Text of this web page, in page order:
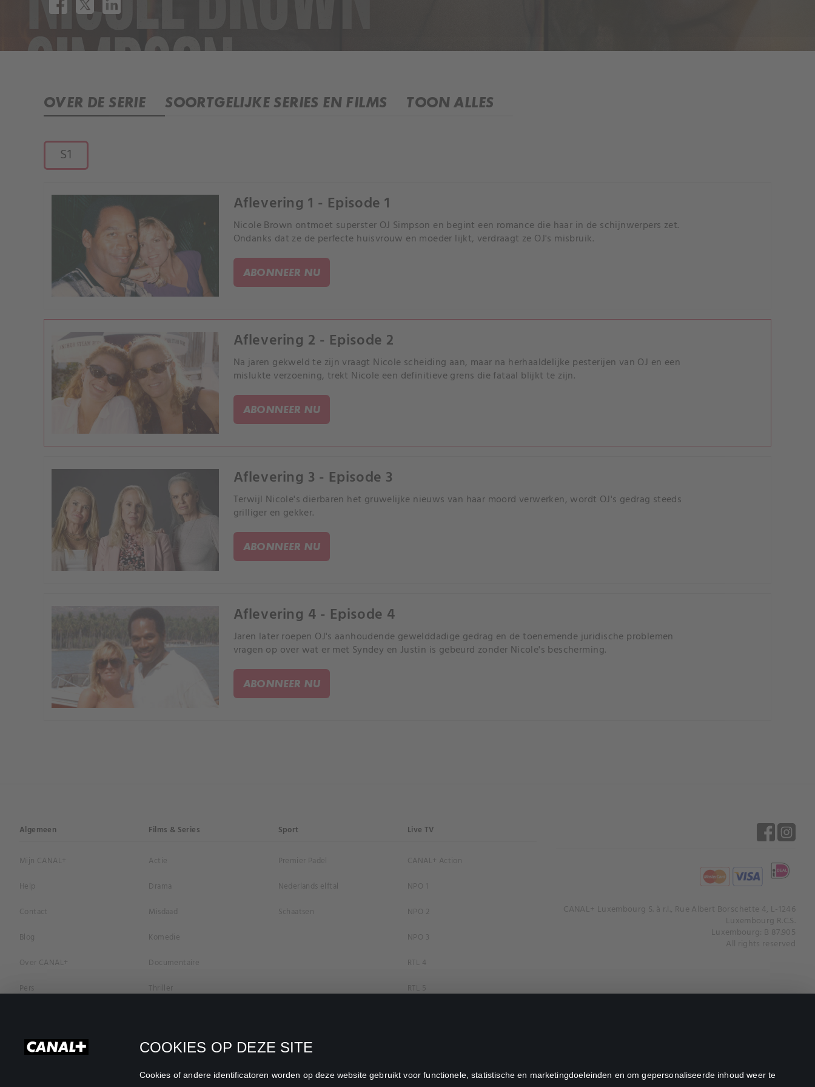
COOKIES OP DEZE SITE
Cookies of andere identificatoren worden op deze website gebruikt voor functionele, statistische en marketingdoeleinden en om gepersonaliseerde inhoud weer te
OVER DE SERIE SOORTGELIJKE SERIES EN FILMS TOON ALLES
S1
Aflevering 1 - Episode 1
Nicole Brown ontmoet superster OJ Simpson en begint een romance die haar in de schijnwerpers zet.
Ondanks dat ze de perfecte huisvrouw en moeder lijkt, verdraagt ze OJ's misbruik.
ABONNEER NU
Aflevering 2 - Episode 2
Na jaren gekweld te zijn vraagt Nicole scheiding aan, maar na herhaaldelijke pesterijen van OJ en een
mislukte verzoening, trekt Nicole een definitieve grens die fataal blijkt te zijn.
ABONNEER NU
Aflevering 3 - Episode 3
Terwijl Nicole's dierbaren het gruwelijke nieuws van haar moord verwerken, wordt OJ's gedrag steeds
grilliger en gekker.
ABONNEER NU
Aflevering 4 - Episode 4
Jaren later roepen OJ's aanhoudende gewelddadige gedrag en de toenemende juridische problemen
vragen op over wat er met Syndey en Justin is gebeurd zonder Nicole's bescherming.
ABONNEER NU
Algemeen
Mijn CANAL+
Help
Contact
Blog
Over CANAL+
Pers
Privacybeleid
Films & Series
Actie
Drama
Misdaad
Komedie
Documentaire
Thriller
Romantiek
Sport
Premier Padel
Nederlands elftal
Schaatsen
Live TV
CANAL+ Action
NPO 1
NPO 2
NPO 3
RTL 4
RTL 5
CANAL+ Luxembourg S. à r.l., Rue Albert Borschette 4, L-1246
Luxembourg R.C.S.
Luxembourg: B 87.905
All rights reserved